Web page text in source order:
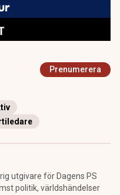
Prenumerera
utgivare för Dagens PS
politik, världshändelser